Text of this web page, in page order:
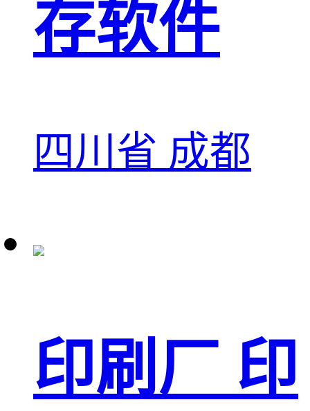
存软件
四川省 成都
印刷厂 印